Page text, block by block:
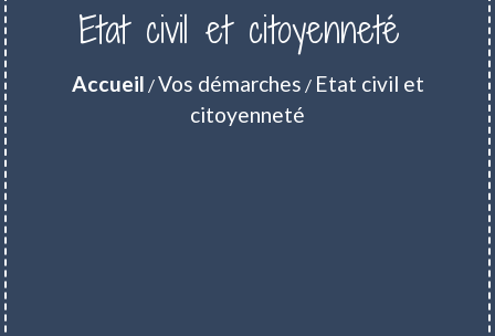
Etat civil et citoyenneté
Accueil /Vos démarches / Etat civil et
citoyenneté